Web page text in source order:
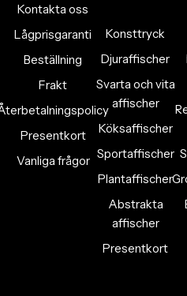
Kontakta oss
Lågprisgaranti
Beställning
Frakt
Presentkort
Vanliga frågor
Konsttryck
Djuraffischer
Svarta och vita
affischer
Köksaffischer
Sportaffischer
Plantaffischer
Abstrakta
affischer
Presentkort